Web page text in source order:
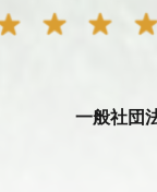
一般社団